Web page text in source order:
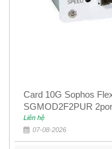
Card 10G Sophos
SGMOD2F2PUR
Liên hệ
07-08-2026